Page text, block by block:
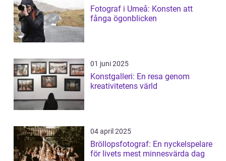
Fotograf i Umeå: Konsten att
fånga ögonblicken
01 juni 2025
Konstgalleri: En resa genom
kreativitetens värld
04 april 2025
Bröllopsfotograf: En nyckelspelare
för livets mest minnesvärda dag